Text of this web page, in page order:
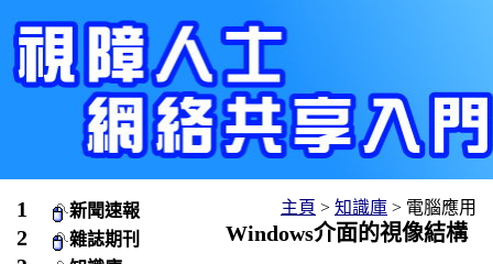
新聞速報
雜誌期刊
主頁 > 知識庫 > 電腦應用
Windows介面的視像結構